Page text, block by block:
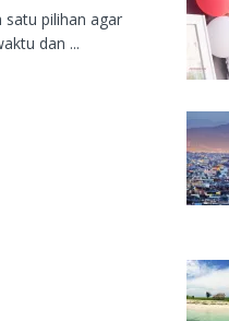
satu pilihan agar
dan ...